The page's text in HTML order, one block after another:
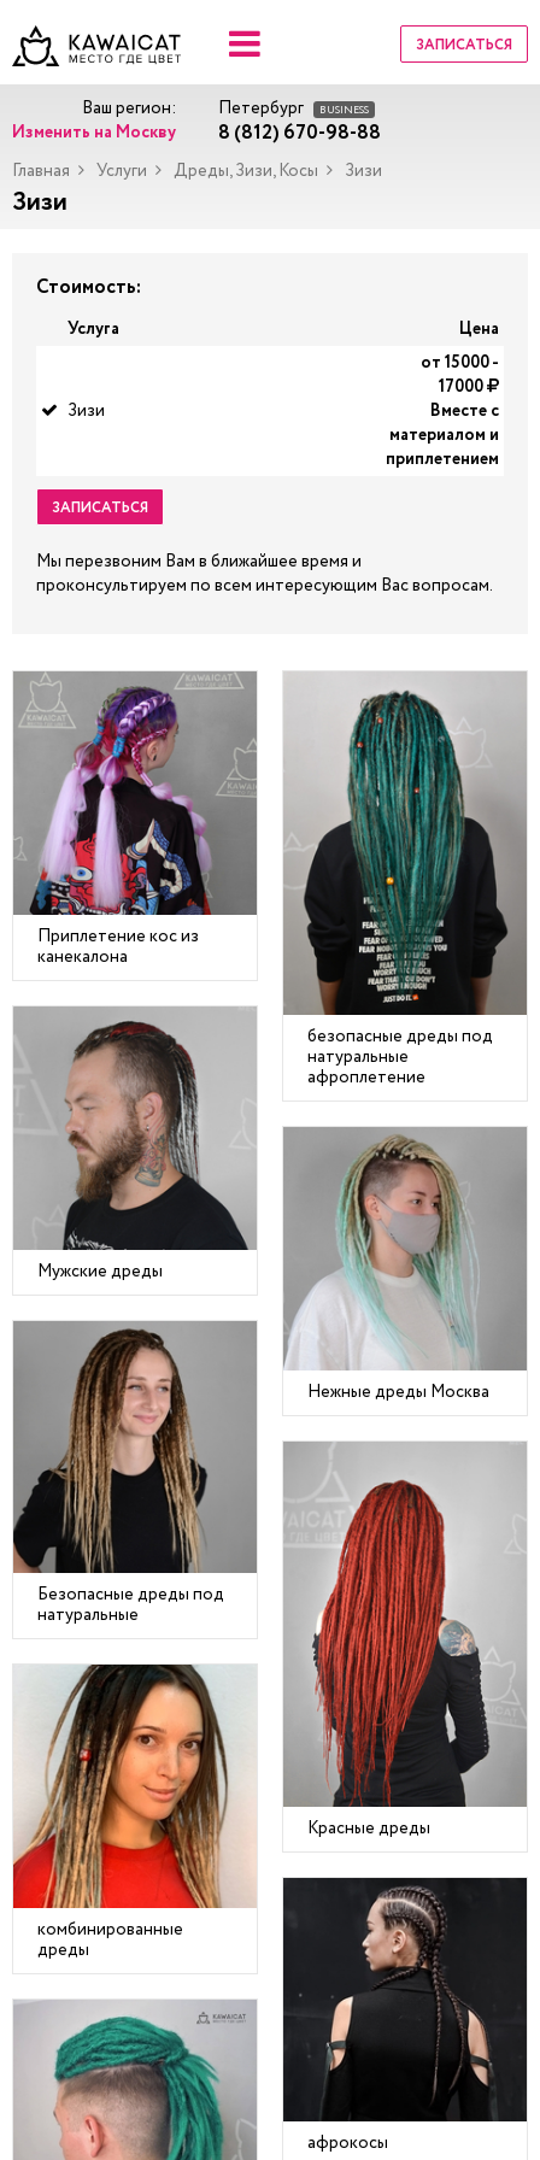
ЗАПИСАТЬСЯ
Ваш регион:
Изменить на Москву
Петербург BUSINESS
8 (812) 670-98-88
Главная Услуги Дреды, Зизи, Косы Зизи
Зизи
Стоимость:
Услуга Цена
Зизи
от 15000 -
17000
Вместе с
материалом и
приплетением
ЗАПИСАТЬСЯ
Мы перезвоним Вам в ближайшее время и
проконсультируем по всем интересующим Вас вопросам.
Приплетение кос из
канекалона
безопасные дреды под
натуральные
афроплетение
Мужские дреды
Нежные дреды Москва
Безопасные дреды под
натуральные
Красные дреды
комбинированные
дреды
афрокосы